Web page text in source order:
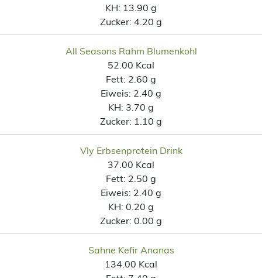
KH: 13.90 g
Zucker: 4.20 g
All Seasons Rahm Blumenkohl
52.00 Kcal
Fett: 2.60 g
Eiweis: 2.40 g
KH: 3.70 g
Zucker: 1.10 g
Vly Erbsenprotein Drink
37.00 Kcal
Fett: 2.50 g
Eiweis: 2.40 g
KH: 0.20 g
Zucker: 0.00 g
Sahne Kefir Ananas
134.00 Kcal